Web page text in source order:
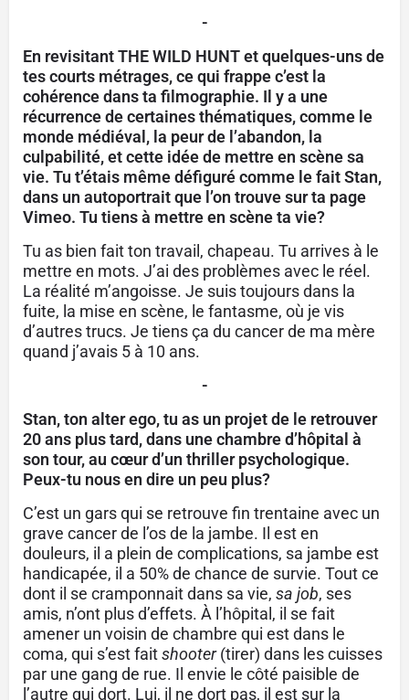
-
En revisitant THE WILD HUNT et quelques-uns de
tes courts métrages, ce qui frappe c’est la
cohérence dans ta filmographie. Il y a une
récurrence de certaines thématiques, comme le
monde médiéval, la peur de l’abandon, la
culpabilité, et cette idée de mettre en scène sa
vie. Tu t’étais même défiguré comme le fait Stan,
dans un autoportrait que l’on trouve sur ta page
Vimeo. Tu tiens à mettre en scène ta vie?
Tu as bien fait ton travail, chapeau. Tu arrives à le
mettre en mots. J’ai des problèmes avec le réel.
La réalité m’angoisse. Je suis toujours dans la
fuite, la mise en scène, le fantasme, où je vis
d’autres trucs. Je tiens ça du cancer de ma mère
quand j’avais 5 à 10 ans.
-
Stan, ton alter ego, tu as un projet de le retrouver
20 ans plus tard, dans une chambre d’hôpital à
son tour, au cœur d’un thriller psychologique.
Peux-tu nous en dire un peu plus?
C’est un gars qui se retrouve fin trentaine avec un
grave cancer de l’os de la jambe. Il est en
douleurs, il a plein de complications, sa jambe est
handicapée, il a 50% de chance de survie. Tout ce
dont il se cramponnait dans sa vie, sa job, ses
amis, n’ont plus d’effets. À l’hôpital, il se fait
amener un voisin de chambre qui est dans le
coma, qui s’est faitshooter(tirer) dans les cuisses
par une gang de rue. Il envie le côté paisible de
l’autre qui dort. Lui, il ne dort pas, il est sur la